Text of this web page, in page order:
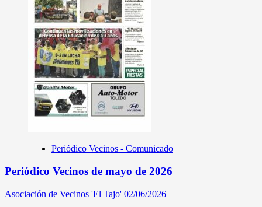
Periódico Vecinos - Comunicado
Periódico Vecinos de mayo de 2026
Asociación de Vecinos 'El Tajo' 02/06/2026